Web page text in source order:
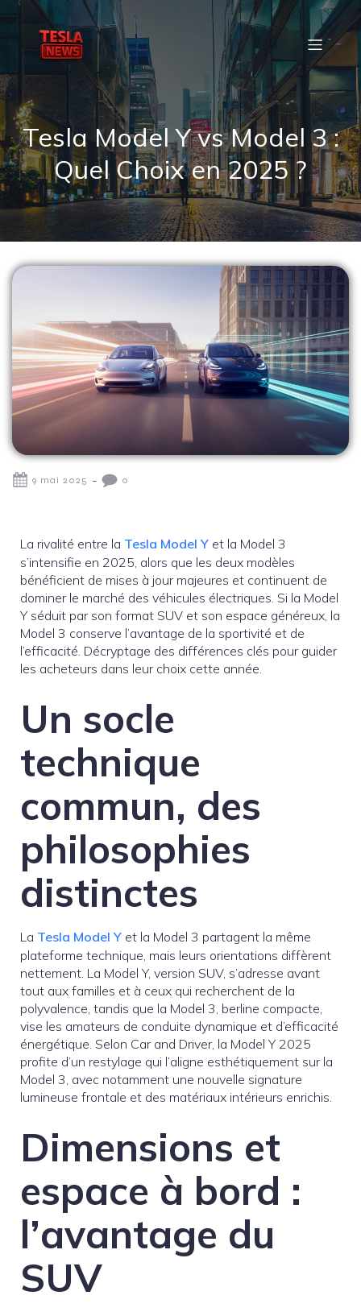
Tesla Model Y vs Model 3 :
Quel Choix en 2025 ?
9 mai 2025 - 0
La rivalité entre la Tesla Model Y et la Model 3
s’intensifie en 2025, alors que les deux modèles
bénéficient de mises à jour majeures et continuent de
dominer le marché des véhicules électriques. Si la Model
Y séduit par son format SUV et son espace généreux, la
Model 3 conserve l’avantage de la sportivité et de
l’efficacité. Décryptage des différences clés pour guider
les acheteurs dans leur choix cette année.
Un socle
technique
commun, des
philosophies
distinctes
La Tesla Model Y et la Model 3 partagent la même
plateforme technique, mais leurs orientations diffèrent
nettement. La Model Y, version SUV, s’adresse avant
tout aux familles et à ceux qui recherchent de la
polyvalence, tandis que la Model 3, berline compacte,
vise les amateurs de conduite dynamique et d’efficacité
énergétique. Selon Car and Driver, la Model Y 2025
profite d’un restylage qui l’aligne esthétiquement sur la
Model 3, avec notamment une nouvelle signature
lumineuse frontale et des matériaux intérieurs enrichis.
Dimensions et
espace à bord :
l’avantage du
SUV